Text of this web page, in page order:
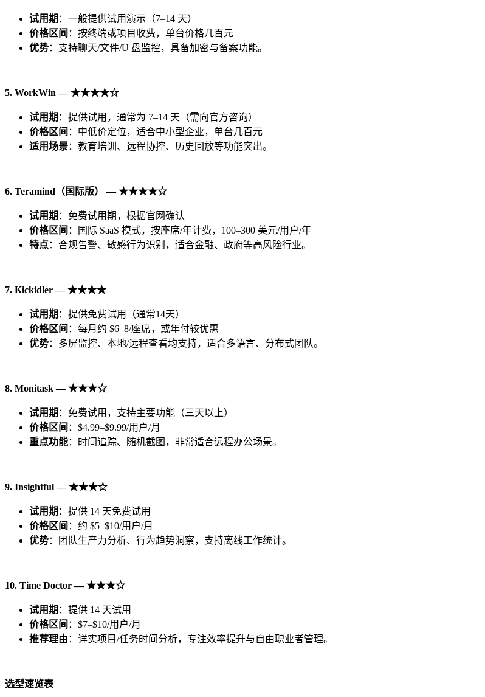
试用期 ：一般提供试用演示（7–14 天）
价格区间 ：按终端或项目收费，单台价格几百元
优势：支持聊天/文件/U 盘监控，具备加密与备案功能。
5. WorkWin —★★★★☆
试用期 ：提供试用，通常为 7–14 天（需向官方咨询）
价格区间 ：中低价定位，适合中小型企业，单台几百元
适用场景：教育培训、远程协控、历史回放等功能突出。
6. Teramind （国 际版） —★★★★☆
试用期 ：免费试用期，根据官网确认
价格区间 ：国际 SaaS 模式，按座席/年计费，100–300 美元/用户/年
特点：合规告警、敏感行为识别，适合金融、政府等高风险行业。
7. Kickidler —★★★★
试用期 ：提供免费试用（通常14天）
价格区间 ：每月约 $6–8/座席，或年付较优惠
优势：多屏监控、本地/远程查看均支持，适合多语言、分布式团队。
8. Monitask —★★★☆
试用期 ：免费试用，支持主要功能（三天以上）
价格区间 ：$4.99–$9.99/用户/月
重点功能：时间追踪、随机截图，非常适合远程办公场景。
9. Insightful —★★★☆
试用期 ：提供 14 天免费试用
价格区间 ：约 $5–$10/用户/月
优势：团队生产力分析、行为趋势洞察，支持离线工作统计。
10. Time Doctor —★★★☆
试用期 ：提供 14 天试用
价格区间 ：$7–$10/用户/月
推荐理由 ：详实项目/任务时间分析，专注效率提升与自由职业者管理。
选型速览表